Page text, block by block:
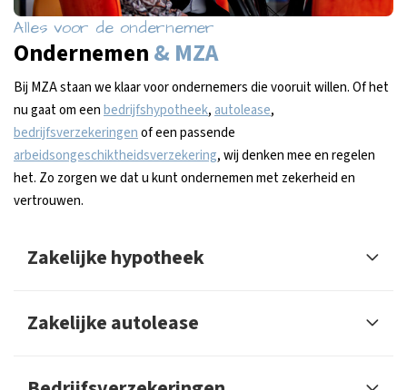
Alles voor de ondernemer
Ondernemen& MZA
Bij MZA staan we klaar voor ondernemers die vooruit willen. Of het
nu gaat om eenbedrijfshypotheek, autolease,
bedrijfsverzekeringenof een passende
arbeidsongeschiktheidsverzekering, wij denken mee en regelen
het. Zo zorgen we dat u kunt ondernemen met zekerheid en
vertrouwen.
Zakelijke hypotheek
Zakelijke autolease